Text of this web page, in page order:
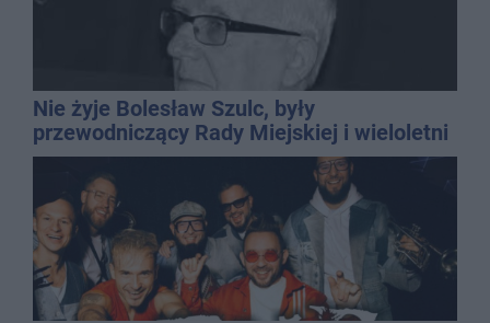
Nie żyje Bolesław Szulc, były
przewodniczący Rady Miejskiej i wieloletni
dyrektor SP 14